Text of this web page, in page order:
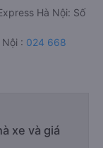
Hà Nội: Số
: 024 668
xe và giá